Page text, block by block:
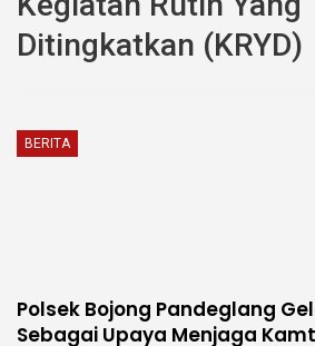
Ditingkatkan (KRYD)
BERITA
Polsek Bojong Pandeglang
Sebagai Upaya Menjaga